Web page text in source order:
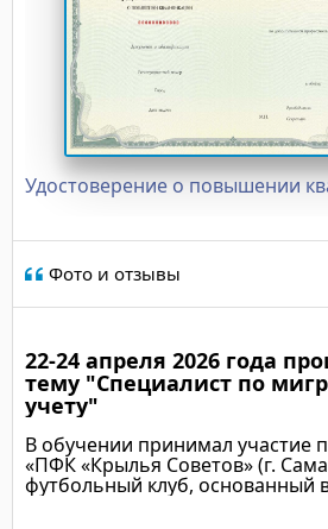
Удостоверение о повышении
Фото и отзывы
22-24 апреля 2026 года
тему "Специалист по
учету"
В обучении принимал участие
«ПФК «Крылья Советов» (г.
футбольный клуб, основанный